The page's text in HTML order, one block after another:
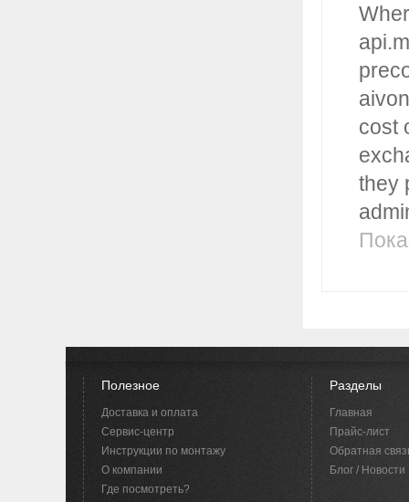
cost
they
Полезное
Доставка и оплата
Сервис-центр
Инструкции по монтажу
O компании
Где посмотреть?
Разделы
Главная
Прайс-лист
Обратная
Блог / Новости